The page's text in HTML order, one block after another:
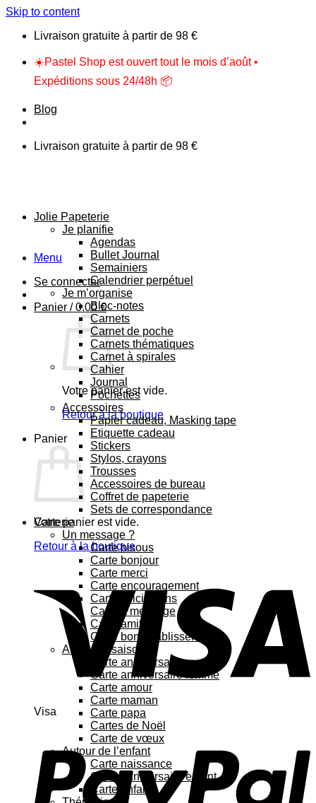
Skip to content
Livraison gratuite à partir de 98 €
☀️Pastel Shop est ouvert tout le mois d’août •
Expéditions sous 24/48h 📦
Blog
Livraison gratuite à partir de 98 €
Menu
Se connecter
Panier /0.00€
Votre panier est vide.
Retour à la boutique
Panier
Votre panier est vide.
Retour à la boutique
Visa
Jolie Papeterie
Je planifie
Agendas
Bullet Journal
Semainiers
Calendrier perpétuel
Je m’organise
Bloc-notes
Carnets
Carnet de poche
Carnets thématiques
Carnet à spirales
Cahier
Journal
Pochettes
Accessoires
Papier cadeau, Masking tape
Etiquette cadeau
Stickers
Stylos, crayons
Trousses
Accessoires de bureau
Coffret de papeterie
Sets de correspondance
Carterie
Un message ?
Carte bisous
Carte bonjour
Carte merci
Carte encouragement
Carte félicitations
Carte à message
Carte amitié
Carte bon rétablissement
Au fil des saisons
Carte anniversaire
Carte anniversaire femme
Carte amour
Carte maman
Carte papa
Cartes de Noël
Carte de vœux
Autour de l’enfant
Carte naissance
Carte anniversaire enfant
Carte enfant